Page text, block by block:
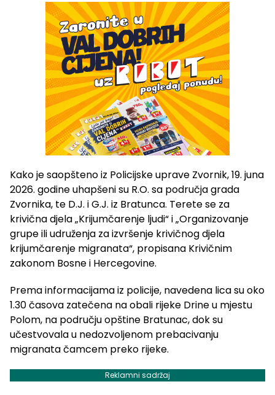
Kako je saopšteno iz Policijske uprave Zvornik, 19. juna
2026. godine uhapšeni su R.O. sa područja grada
Zvornika, te D.J. i G.J. iz Bratunca. Terete se za
krivična djela „Krijumčarenje ljudi“ i „Organizovanje
grupe ili udruženja za izvršenje krivičnog djela
krijumčarenje migranata“, propisana Krivičnim
zakonom Bosne i Hercegovine.
Prema informacijama iz policije, navedena lica su oko
1.30 časova zatečena na obali rijeke Drine u mjestu
Polom, na području opštine Bratunac, dok su
učestvovala u nedozvoljenom prebacivanju
migranata čamcem preko rijeke.
Reklamni sadržaj